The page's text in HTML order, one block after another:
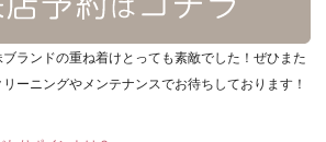
ランドの重ね着けとっても素敵でした！ぜひまた
ーニングやメンテナンスでお待ちしております！